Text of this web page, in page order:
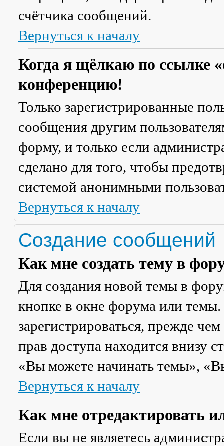
счётчика сообщений.
Вернуться к началу
Когда я щёлкаю по ссылке
конференцию!
Только зарегистрированные
сообщения другим
форму, и только если
сделано для того, чтобы
системой анонимными
Вернуться к началу
Создание сообщений
Как мне создать тему в
Для создания новой темы в
кнопке в окне форума или
зарегистрироваться, прежде
прав доступа находится внизу
«Вы можете начинать темы»,
Вернуться к началу
Как мне отредактировать
Если вы не являетесь